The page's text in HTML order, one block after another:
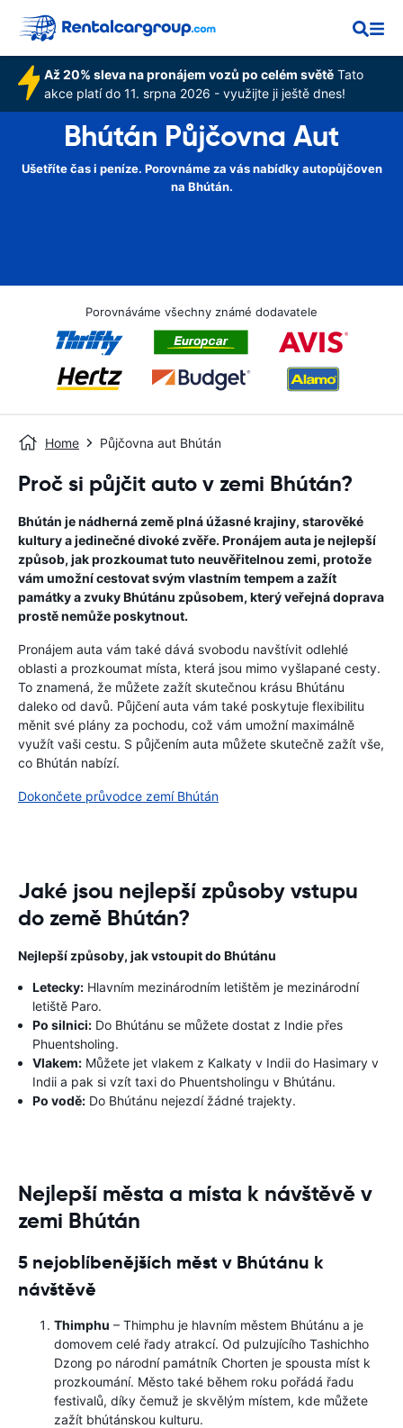
Až 20% sleva na pronájem vozů po celém světě Tato
akce platí do 11. srpna 2026 - využijte ji ještě dnes!
Bhútán Půjčovna Aut
Ušetříte čas i peníze. Porovnáme za vás nabídky autopůjčoven
na Bhútán.
Porovnáváme všechny známé dodavatele
Home Půjčovna aut Bhútán
Proč si půjčit auto v zemi Bhútán?
Bhútán je nádherná země plná úžasné krajiny, starověké
kultury a jedinečné divoké zvěře. Pronájem auta je nejlepší
způsob, jak prozkoumat tuto neuvěřitelnou zemi, protože
vám umožní cestovat svým vlastním tempem a zažít
památky a zvuky Bhútánu způsobem, který veřejná doprava
prostě nemůže poskytnout.
Pronájem auta vám také dává svobodu navštívit odlehlé
oblasti a prozkoumat místa, která jsou mimo vyšlapané cesty.
To znamená, že můžete zažít skutečnou krásu Bhútánu
daleko od davů. Půjčení auta vám také poskytuje flexibilitu
měnit své plány za pochodu, což vám umožní maximálně
využít vaši cestu. S půjčením auta můžete skutečně zažít vše,
co Bhútán nabízí.
Dokončete průvodce zemí Bhútán
Jaké jsou nejlepší způsoby vstupu
do země Bhútán?
Nejlepší způsoby, jak vstoupit do Bhútánu
Letecky: Hlavním mezinárodním letištěm je mezinárodní
letiště Paro.
Po silnici: Do Bhútánu se můžete dostat z Indie přes
Phuentsholing.
Vlakem: Můžete jet vlakem z Kalkaty v Indii do Hasimary v
Indii a pak si vzít taxi do Phuentsholingu v Bhútánu.
Po vodě: Do Bhútánu nejezdí žádné trajekty.
Nejlepší města a místa k návštěvě v
zemi Bhútán
5 nejoblíbenějších měst v Bhútánu k
návštěvě
Thimphu – Thimphu je hlavním městem Bhútánu a je
domovem celé řady atrakcí. Od pulzujícího Tashichho
Dzong po národní památník Chorten je spousta míst k
prozkoumání. Město také během roku pořádá řadu
festivalů, díky čemuž je skvělým místem, kde můžete
zažít bhútánskou kulturu.